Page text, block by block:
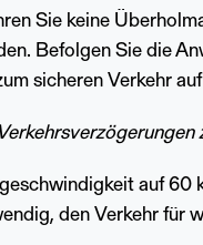
Sie keine
Befolgen Sie die
sicheren Verkehr
auf 60
den Verkehr für